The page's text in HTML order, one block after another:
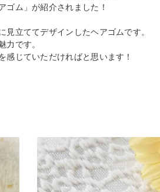
ゴム」が紹介されました！
立ててデザインしたヘアゴムです。
力です。
じていただければと思います！